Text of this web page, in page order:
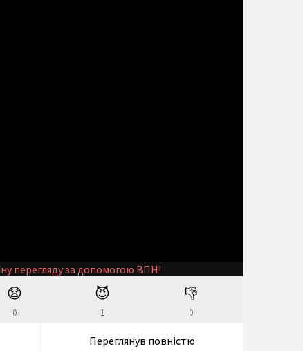
перегляду за допомогою ВПН!
😧
0
😈
1
👎
0
Переглянув повністю